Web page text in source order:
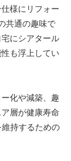
様にリフォー
共通の趣味で
にシアタール
も浮上してい
化や減築、趣
層が健康寿命
持するための